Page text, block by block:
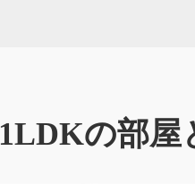
1LDKの部屋